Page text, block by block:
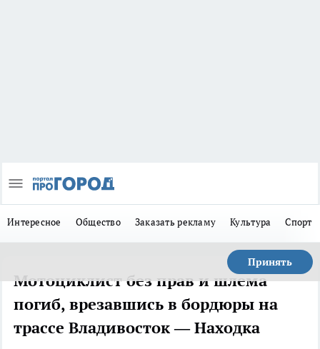
Интересное Общество Заказать рекламу Культура Спорт
Принять
Мотоциклист без прав и шлема
погиб, врезавшись в бордюры на
трассе Владивосток — Находка